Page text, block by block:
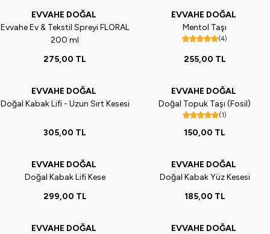
EVVAHE DOĞAL
Evvahe Ev & Tekstil Spreyi FLORAL
200 ml
275,00 TL
EVVAHE DOĞAL
Mentol Taşı
(4)
255,00 TL
EVVAHE DOĞAL
Doğal Kabak Lifi - Uzun Sırt Kesesi
305,00 TL
EVVAHE DOĞAL
Doğal Topuk Taşı (Fosil)
(1)
150,00 TL
EVVAHE DOĞAL
Doğal Kabak Lifi Kese
299,00 TL
EVVAHE DOĞAL
Doğal Kabak Yüz Kesesi
185,00 TL
EVVAHE DOĞAL
EVVAHE DOĞAL